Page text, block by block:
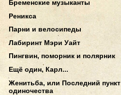
Бременские музыканты
Реникса
Парни и велосипеды
Лабиринт Мэри Уайт
Пингвин, поморник и полярник
Ещё один, Карл...
Женитьба, или Последний пункт
одиночества